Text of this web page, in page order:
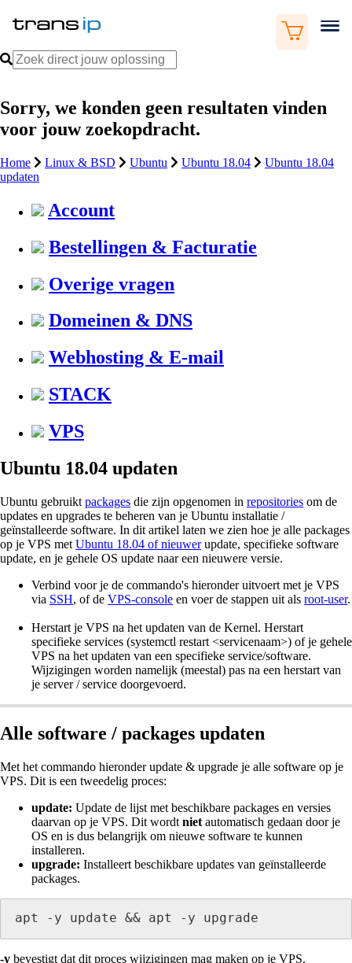
Sorry, we konden geen resultaten vinden
voor jouw zoekopdracht.
Home Linux & BSD Ubuntu Ubuntu 18.04
Ubuntu 18.04
updaten
Account
Bestellingen & Facturatie
Overige vragen
Domeinen & DNS
Webhosting & E-mail
STACK
VPS
Ubuntu 18.04 updaten
Ubuntu gebruikt packages die zijn opgenomen in repositories om de
updates en upgrades te beheren van je Ubuntu installatie /
geïnstalleerde software. In dit artikel laten we zien hoe je alle packages
op je VPS met Ubuntu 18.04 of nieuwerupdate, specifieke software
update, en je gehele OS update naar een nieuwere versie.
Verbind voor je de commando's hieronder uitvoert met je VPS
via SSH, of de VPS-console en voer de stappen uit als root-user.
Herstart je VPS na het updaten van de Kernel. Herstart
specifieke services (systemctl restart <servicenaam>) of je gehele
VPS na het updaten van een specifieke service/software.
Wijzigingen worden namelijk (meestal) pas na een herstart van
je server / service doorgevoerd.
Alle software / packages updaten
Met het commando hieronder update & upgrade je alle software op je
VPS. Dit is een tweedelig proces:
update: Update de lijst met beschikbare packages en versies
daarvan op je VPS. Dit wordt niet automatisch gedaan door je
OS en is dus belangrijk om nieuwe software te kunnen
installeren.
upgrade: Installeert beschikbare updates van geïnstalleerde
packages.
apt -y update && apt -y upgrade
-y bevestigt dat dit proces wijzigingen mag maken op je VPS.